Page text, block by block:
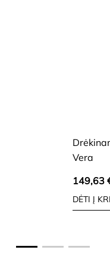
Vera
149,63
DĖTI Į